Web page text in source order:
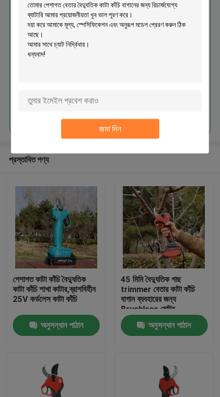
জমা দিন
বাড়ি
এর সেরা মূল্য পান
জন্য রিচার্জযোগ্য ব্যাটারি
প্রস্তাবিত পণ্য
পেশাগত কাটা কাঁচি বৈদ্যুতিক
কাটা কাঁচি শাখা কাটার,ব্রাশবিহীন
25V কর্ডলেস কাটা কাঁচি
অনুসন্ধান পাঠান
45 মিমি বৈদ্যুতিক গাছ
trimmer বেতার কাটা কাঁচি
বাগান ব্যবহারের জন্য
Brushless মোটর
অনুসন্ধান পাঠান